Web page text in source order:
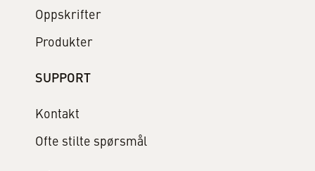
Oppskrifter
Produkter
SUPPORT
Kontakt
Ofte stilte spørsmål